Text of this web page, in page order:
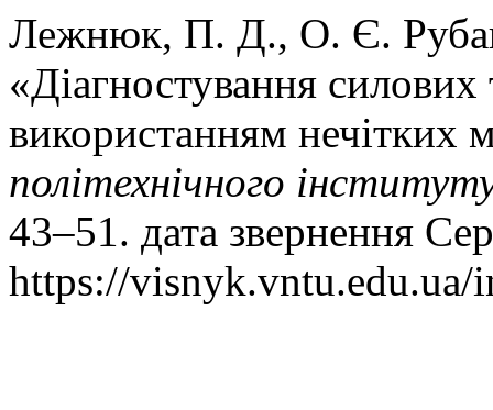
Лежнюк, П. Д., О. Є.
«Діагностування силових
використанням
політехнічного
43–51. дата звернення
https://